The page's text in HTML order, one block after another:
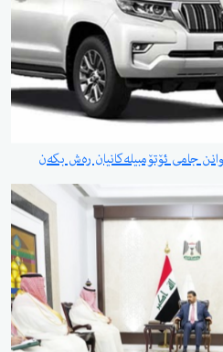
جامی ئۆتۆمبیلەکانیان رەش بکەن